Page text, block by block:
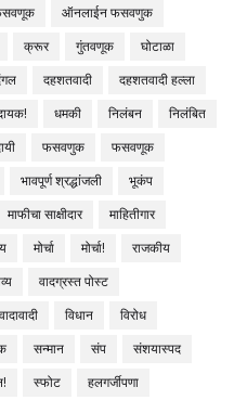
ऑनलाईन फसवणुक
क्रूर गुंतवणूक
घोटाळा
दहशतवादी
दहशतवादी हल्ला
धमकी निलंबन
निलंबित
फसवणुक
फसवणूक
भावपूर्ण श्रद्धांजली
भूकंप
माफीचा साक्षीदार
माहितीगार
मोर्चा मोर्चा!
राजकीय
वादग्रस्त पोस्ट
वादावादी विधान
विरोध
सन्मान संप
संशयास्पद
स्फोट
हलगर्जीपणा